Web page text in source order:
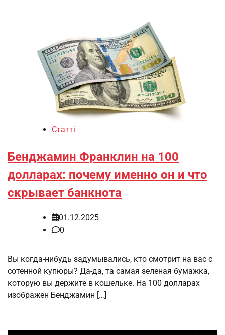
Статті
Бенджамин Франклин на 100
долларах: почему именно он и что
скрывает банкнота
01.12.2025
0
Вы когда-нибудь задумывались, кто смотрит на вас с
сотенной купюры? Да-да, та самая зеленая бумажка,
которую вы держите в кошельке. На 100 долларах
изображен Бенджамин […]